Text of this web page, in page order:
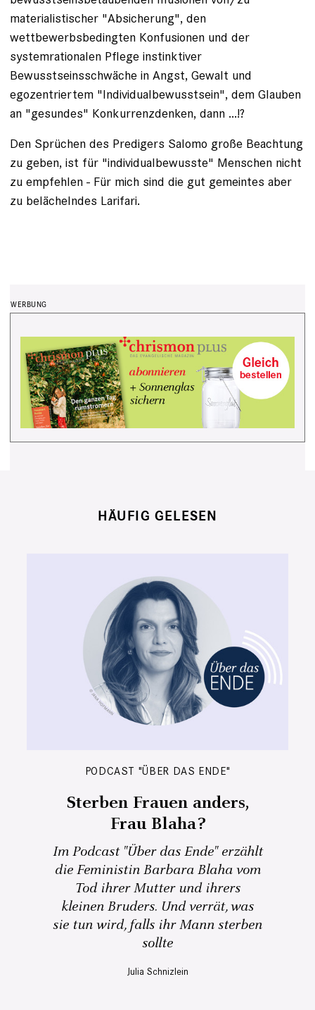
materialistischer "Absicherung", den
wettbewerbsbedingten Konfusionen und der
systemrationalen Pflege instinktiver
Bewusstseinsschwäche in Angst, Gewalt und
egozentriertem "Individualbewusstsein", dem Glauben
an "gesundes" Konkurrenzdenken, dann ...!?
Den Sprüchen des Predigers Salomo große Beachtung
zu geben, ist für "individualbewusste" Menschen nicht
zu empfehlen - Für mich sind die gut gemeintes aber
zu belächelndes Larifari.
HÄUFIG GELESEN
PODCAST "ÜBER DAS ENDE"
Sterben Frauen anders,
Frau Blaha?
Im Podcast "Über das Ende" erzählt
die Feministin Barbara Blaha vom
Tod ihrer Mutter und ihrers
kleinen Bruders. Und verrät, was
sie tun wird, falls ihr Mann sterben
sollte
Julia Schnizlein